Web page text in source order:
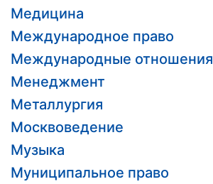
Медицина
Международное право
Международные отношения
Менеджмент
Металлургия
Москвоведение
Музыка
Муниципальное право